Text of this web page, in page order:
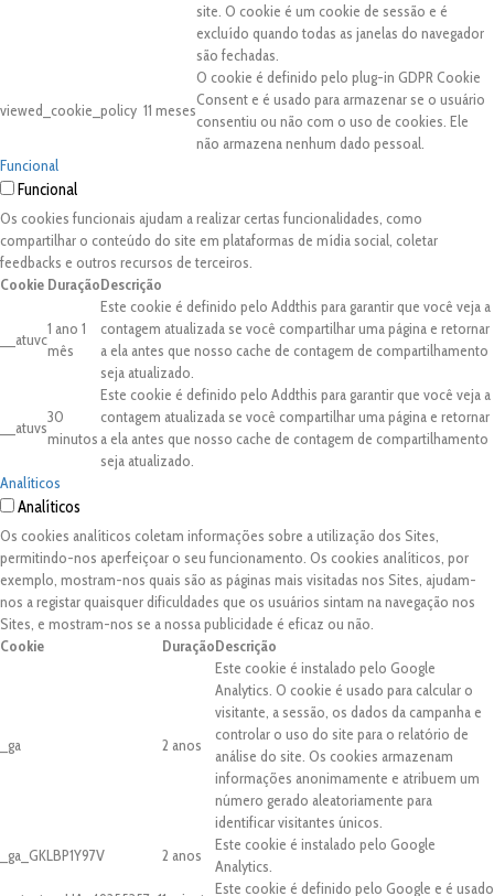
site. O cookie é um cookie de sessão e é
excluído quando todas as janelas do navegador
são fechadas.
viewed_cookie_policy 11 meses
O cookie é definido pelo plug-in GDPR Cookie
Consent e é usado para armazenar se o usuário
consentiu ou não com o uso de cookies. Ele
não armazena nenhum dado pessoal.
Funcional
Funcional
Os cookies funcionais ajudam a realizar certas funcionalidades, como
compartilhar o conteúdo do site em plataformas de mídia social, coletar
feedbacks e outros recursos de terceiros.
Cookie DuraçãoDescrição
__atuvc
1 ano 1
mês
Este cookie é definido pelo Addthis para garantir que você veja a
contagem atualizada se você compartilhar uma página e retornar
a ela antes que nosso cache de contagem de compartilhamento
seja atualizado.
__atuvs
30
minutos
Este cookie é definido pelo Addthis para garantir que você veja a
contagem atualizada se você compartilhar uma página e retornar
a ela antes que nosso cache de contagem de compartilhamento
seja atualizado.
Analíticos
Analíticos
Os cookies analíticos coletam informações sobre a utilização dos Sites,
permitindo-nos aperfeiçoar o seu funcionamento. Os cookies analíticos, por
exemplo, mostram-nos quais são as páginas mais visitadas nos Sites, ajudam-
nos a registar quaisquer dificuldades que os usuários sintam na navegação nos
Sites, e mostram-nos se a nossa publicidade é eficaz ou não.
Cookie
DuraçãoDescrição
_ga 2 anos
Este cookie é instalado pelo Google
Analytics. O cookie é usado para calcular o
visitante, a sessão, os dados da campanha e
controlar o uso do site para o relatório de
análise do site. Os cookies armazenam
informações anonimamente e atribuem um
número gerado aleatoriamente para
identificar visitantes únicos.
_ga_GKLBP1Y97V
2 anos
Este cookie é instalado pelo Google
Analytics.
Este cookie é definido pelo Google e é usado